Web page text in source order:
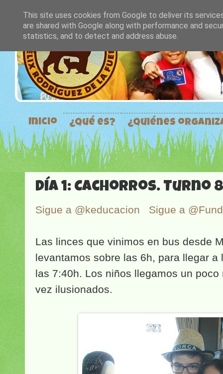
Inicio ¿Qué es? ¿Quiénes
Día 1: Cachorros. Turno
Sigue a @keducacion Sigue a
Las linces que vinimos en bus desde
levantamos sobre las 6h, para llegar a
las 7:40h. Los niños llegamos un
vez ilusionados.
This site uses cookies from Google to deliver its
are shared with Google along with performance and
statistics, and to detect and address abuse.